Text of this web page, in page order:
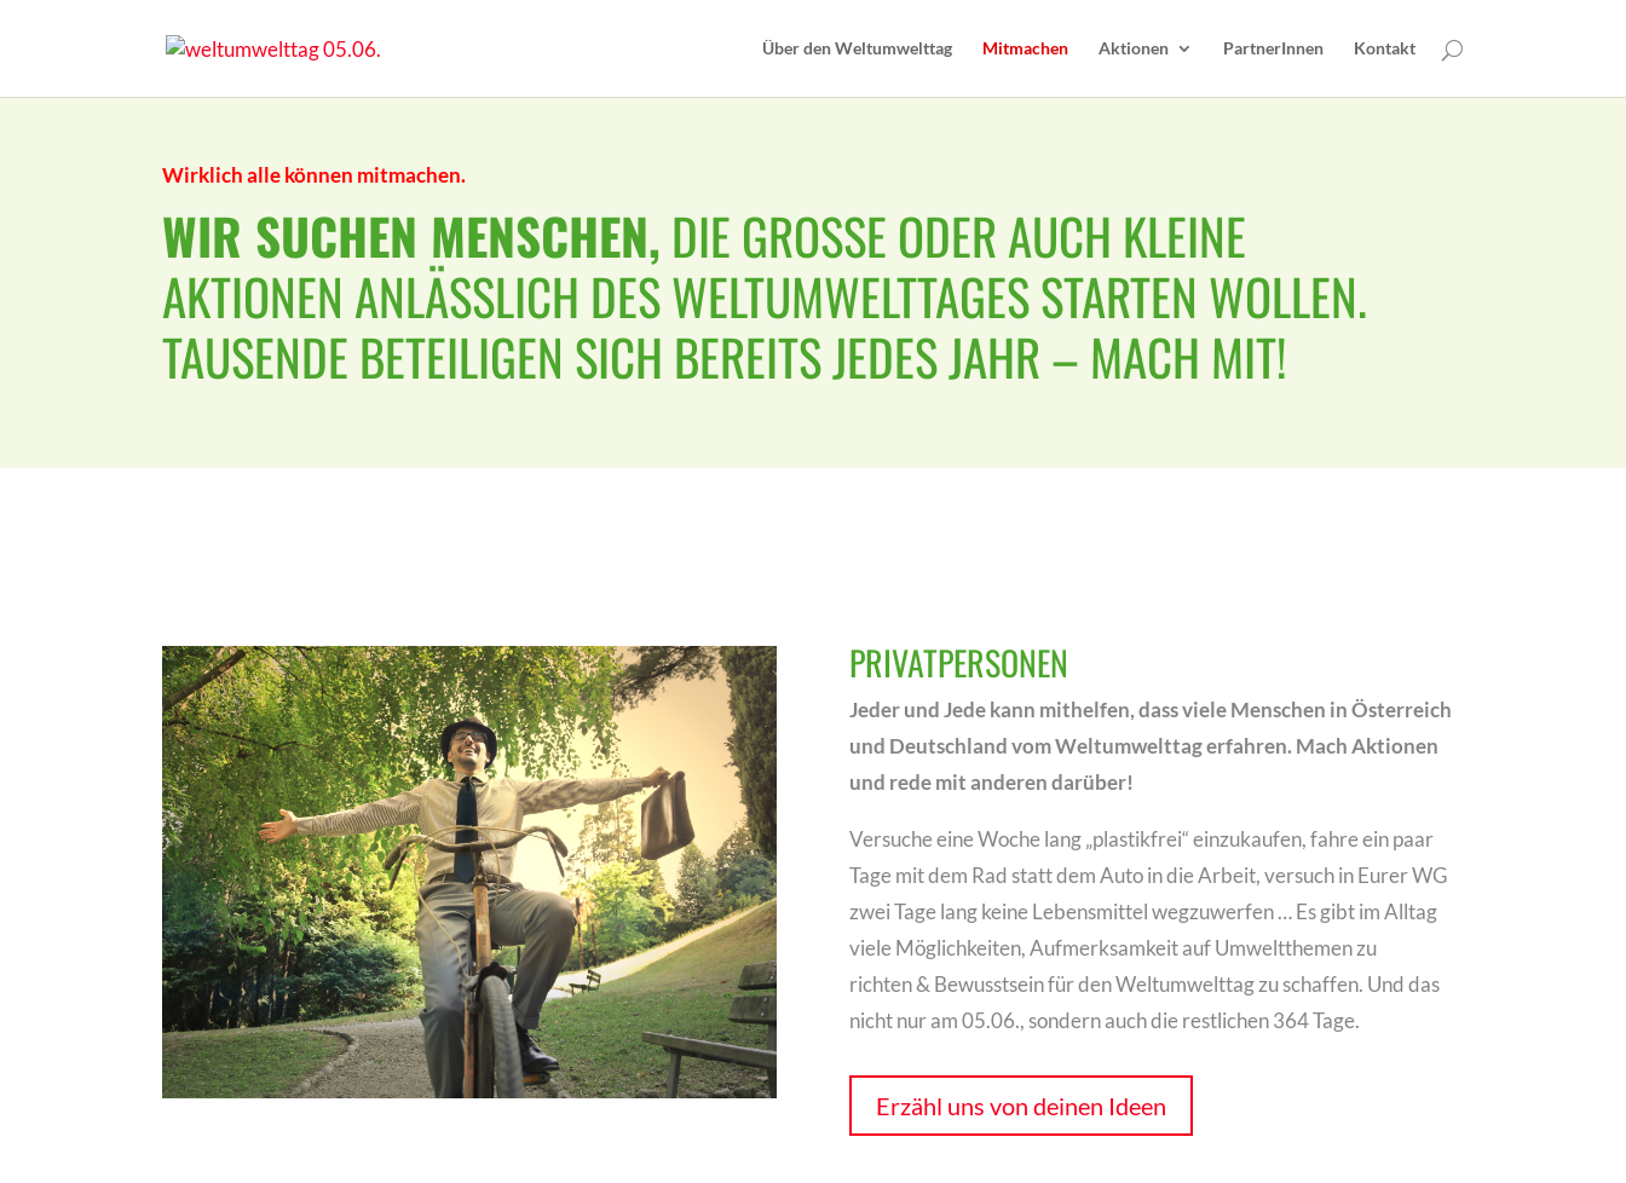
Über den Weltumwelttag Mitmachen Aktionen PartnerInnen Kontakt
Wirklich alle können mitmachen.
WIR SUCHEN MENSCHEN,DIE GROSSE ODER AUCH KLEINE A
KTIONEN ANLÄSSLICH DES WELTUMWELTTAGES STARTEN WOLLEN. T
AUSENDE BETEILIGEN SICH BEREITS JEDES JAHR – MACH MIT!
PRIVATPERSONEN
Jeder und Jede kann mithelfen, dass viele Menschen in Österreich
und Deutschland vom Weltumwelttag erfahren. Mach Aktionen
und rede mit anderen darüber!
Versuche eine Woche lang „plastikfrei“ einzukaufen, fahre ein paar
Tage mit dem Rad statt dem Auto in die Arbeit, versuch in Eurer WG
zwei Tage lang keine Lebensmittel wegzuwerfen … Es gibt im Alltag
viele Möglichkeiten, Aufmerksamkeit auf Umweltthemen zu
richten & Bewusstsein für den Weltumwelttag zu schaffen. Und das
nicht nur am 05.06., sondern auch die restlichen 364 Tage.
Erzähl uns von deinen Ideen